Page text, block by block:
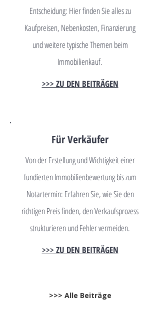
Entscheidung: Hier finden Sie alles zu
Kaufpreisen, Nebenkosten, Finanzierung
und weitere typische Themen beim
Immobilienkauf.
>>> ZU DEN BEITRÄGEN
Für Verkäufer
Von der Erstellung und Wichtigkeit einer
fundierten Immobilienbewertung bis zum
Notartermin: Erfahren Sie, wie Sie den
richtigen Preis finden, den Verkaufsprozess
strukturieren und Fehler vermeiden.
>>> ZU DEN BEITRÄGEN
>>> Alle Beiträge